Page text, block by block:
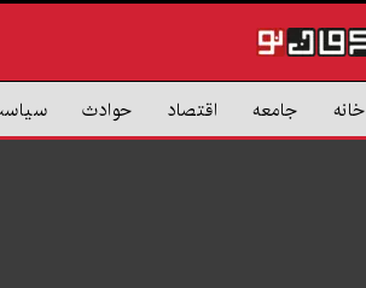
خانه جامعه اقتصاد حوادث